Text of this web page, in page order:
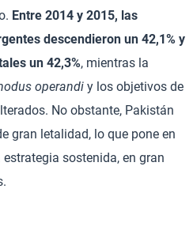
Entre 2014 y 2015, las
descendieron un 42,1% y
un 42,3%, mientras la
operandi y los objetivos de
No obstante, Pakistán
gran letalidad, lo que pone en
sostenida, en gran